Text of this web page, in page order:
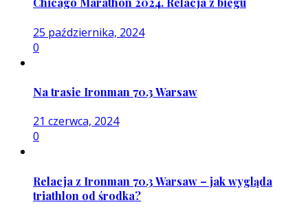
25 października, 2024
0
Na trasie Ironman 70.3 Warsaw
21 czerwca, 2024
0
Relacja z Ironman 70.3 Warsaw – jak wygląda
triathlon od środka?